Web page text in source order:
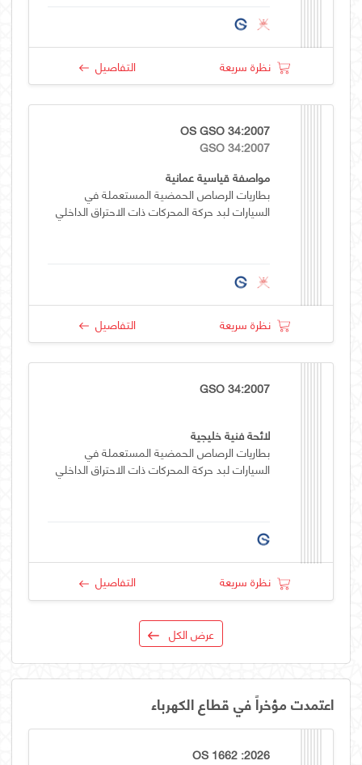
نظرة سريعة التفاصيل
OS GSO 34:2007
GSO 34:2007
مواصفة قياسية عمانية
بطاريات الرصاص الحمضية المستعملة في
السيارات لبد حركة المحركات ذات الاحتراق الداخلي
نظرة سريعة التفاصيل
GSO 34:2007
لائحة فنية خليجية
بطاريات الرصاص الحمضية المستعملة في
السيارات لبد حركة المحركات ذات الاحتراق الداخلي
نظرة سريعة التفاصيل
عرض الكل
اعتمدت مؤخراً في قطاع الكهرباء
OS 1662 :2026